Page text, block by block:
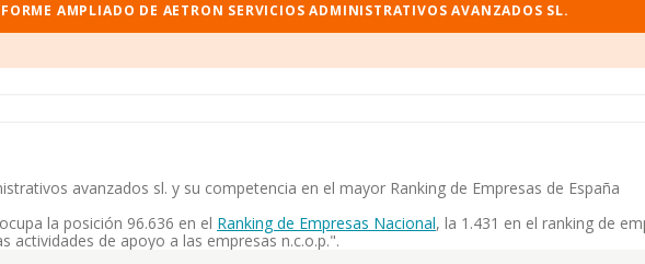
AMPLIADO DE AETRON SERVICIOS ADMINISTRATIVOS AVANZADOS SL.
avanzados sl. y su competencia en el mayor Ranking de Empresas de España
la posición 96.636 en el Ranking de Empresas Nacional, la 1.431 en el ranking de
actividades de apoyo a las empresas n.c.o.p.".